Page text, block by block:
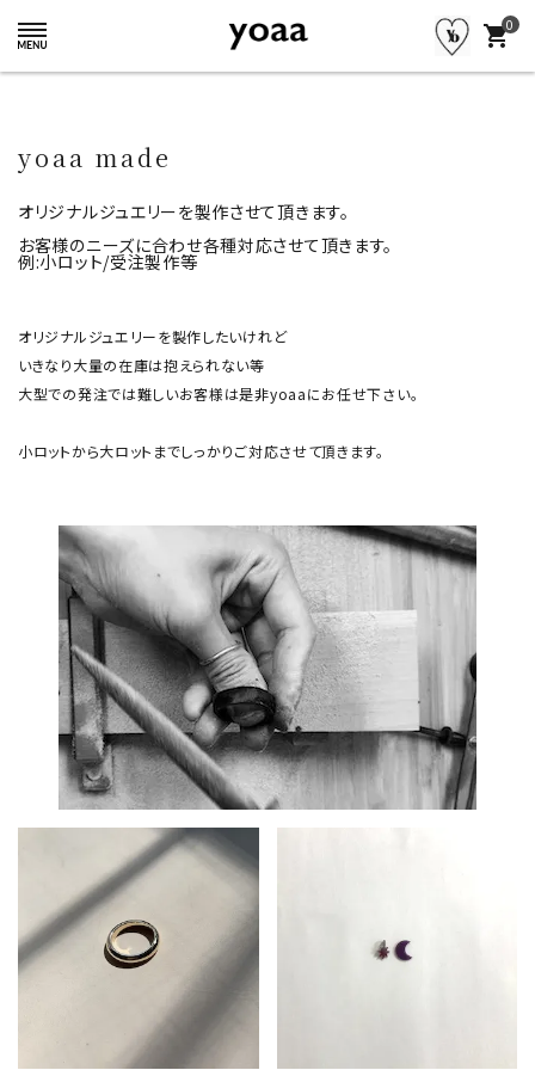
0
shopping_cart
yoaa made
オリジナルジュエリーを製作させて頂きます。
お客様のニーズに合わせ各種対応させて頂きます。
例:小ロット/受注製作等
オリジナルジュエリーを製作したいけれど
いきなり大量の在庫は抱えられない等
大型での発注では難しいお客様は是非yoaaにお任せ下さい。
小ロットから大ロットまでしっかりご対応させて頂きます。